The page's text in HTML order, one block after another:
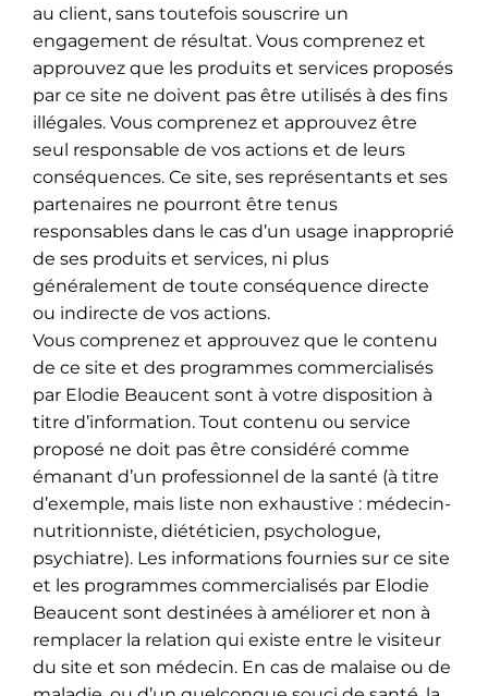
au client, sans toutefois souscrire un
engagement de résultat. Vous comprenez et
approuvez que les produits et services proposés
par ce site ne doivent pas être utilisés à des fins
illégales. Vous comprenez et approuvez être
seul responsable de vos actions et de leurs
conséquences. Ce site, ses représentants et ses
partenaires ne pourront être tenus
responsables dans le cas d’un usage inapproprié
de ses produits et services, ni plus
généralement de toute conséquence directe
ou indirecte de vos actions.
Vous comprenez et approuvez que le contenu
de ce site et des programmes commercialisés
par Elodie Beaucent sont à votre disposition à
titre d’information. Tout contenu ou service
proposé ne doit pas être considéré comme
émanant d’un professionnel de la santé (à titre
d’exemple, mais liste non exhaustive : médecin-
nutritionniste, diététicien, psychologue,
psychiatre). Les informations fournies sur ce site
et les programmes commercialisés par Elodie
Beaucent sont destinées à améliorer et non à
remplacer la relation qui existe entre le visiteur
du site et son médecin. En cas de malaise ou de